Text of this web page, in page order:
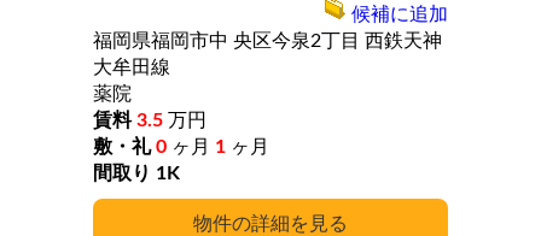
詳細
福岡県福岡市中 央区今泉2丁目 西鉄天神
大牟田線
薬院
3.5 万円
0 ヶ月 1 ヶ月
1K
候補に追加